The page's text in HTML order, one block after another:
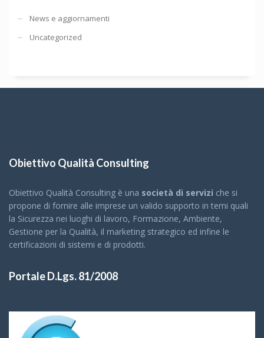
News e aggiornamenti
Uncategorized
Obiettivo Qualità Consulting
Obiettivo Qualità Consulting è una società di servizi che si
propone di fornire alle imprese un valido supporto in temi quali
la Sicurezza nei luoghi di lavoro, Formazione, Ambiente,
Gestione per la Qualità, il marketing strategico ed infine le
certificazioni di sistemi e di prodotti.
Portale D.Lgs. 81/2008